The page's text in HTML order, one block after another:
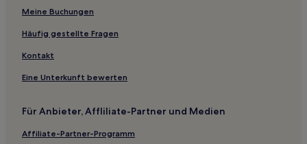
Little Bay Hotels
Middle Region: Hotels
Hotels nahe Gibb's Bay Beach
Sint Maarten: Hotels
Hotels nahe Maho Bay
Hotels nahe Indigo Beach
Meine Buchungen
Häufig gestellte Fragen
Kontakt
Eine Unterkunft bewerten
Für Anbieter, Affliliate-Partner und Medien
Affiliate-Partner-Programm